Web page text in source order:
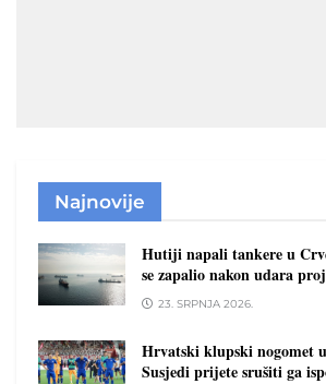
Najnovije
Hutiji napali tankere u
se zapalio nakon udara
23. SRPNJA 2026.
Hrvatski klupski nogomet
Susjedi prijete srušiti ga